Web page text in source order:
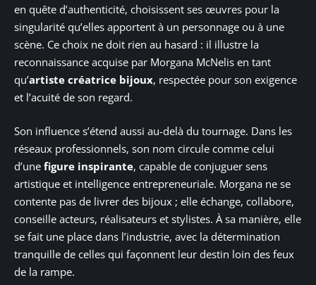
en quête d’authenticité, choisissent ses œuvres pour la
singularité qu’elles apportent à un personnage ou à une
scène. Ce choix ne doit rien au hasard : il illustre la
reconnaissance acquise par Morgana McNelis en tant
qu’artiste créatrice bijoux, respectée pour son exigence
et l’acuité de son regard.
Son influence s’étend aussi au-delà du tournage. Dans les
réseaux professionnels, son nom circule comme celui
d’une figure inspirante, capable de conjuguer sens
artistique et intelligence entrepreneuriale. Morgana ne se
contente pas de livrer des bijoux ; elle échange, collabore,
conseille acteurs, réalisateurs et stylistes. À sa manière, elle
se fait une place dans l’industrie, avec la détermination
tranquille de celles qui façonnent leur destin loin des feux
de la rampe.